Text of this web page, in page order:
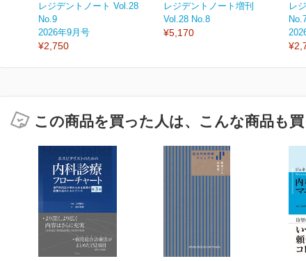
レジデントノート Vol.28
No.9
2026年9月号
¥2,750
レジデントノート増刊
Vol.28 No.8
¥5,170
レ
この商品を買った人は、こんな商品も買